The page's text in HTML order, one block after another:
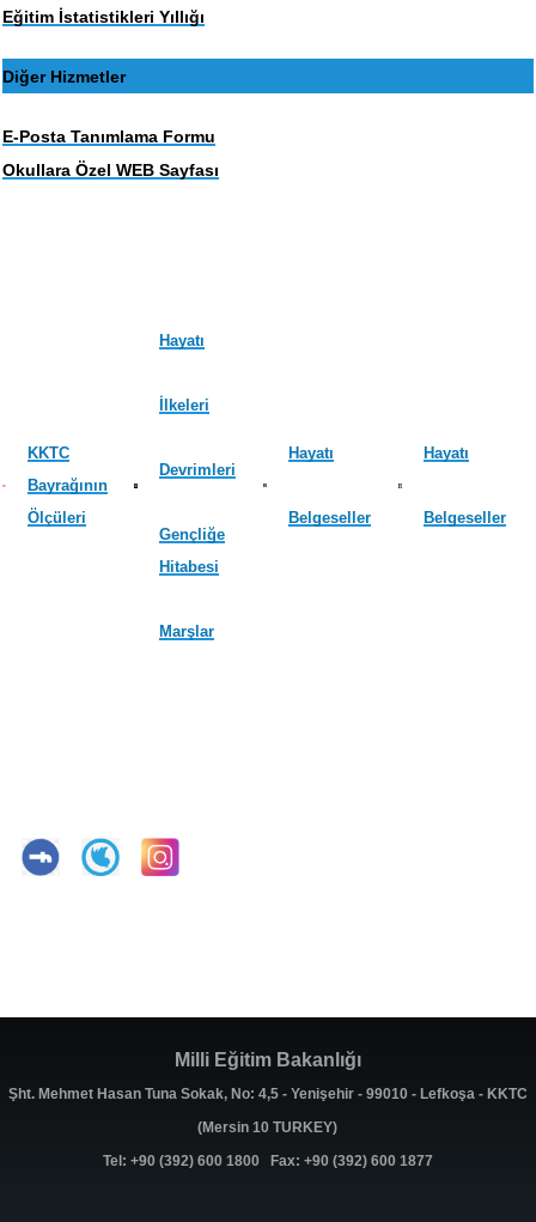
Eğitim İstatistikleri Yıllığı
Diğer Hizmetler
E-Posta Tanımlama Formu
Okullara Özel WEB Sayfası
KKTC
Bayrağının
Ölçüleri
Hayatı
İlkeleri
Devrimleri
Gençliğe
Hitabesi
Marşlar
Hayatı
Belgeseller
Hayatı
Belgeseller
Milli Eğitim Bakanlığı
Şht. Mehmet Hasan Tuna Sokak, No: 4,5 - Yenişehir - 99010 - Lefkoşa - KKTC
(Mersin 10 TURKEY)
Tel: +90 (392) 600 1800 Fax: +90 (392) 600 1877